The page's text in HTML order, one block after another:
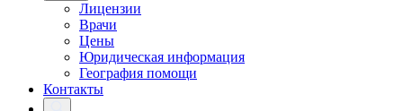
Лицензии
Врачи
Цены
Юридическая информация
География помощи
Контакты